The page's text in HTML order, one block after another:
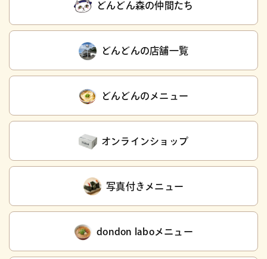
どんどん森の仲間たち
どんどんの店舗一覧
どんどんのメニュー
オンラインショップ
写真付きメニュー
dondon laboメニュー